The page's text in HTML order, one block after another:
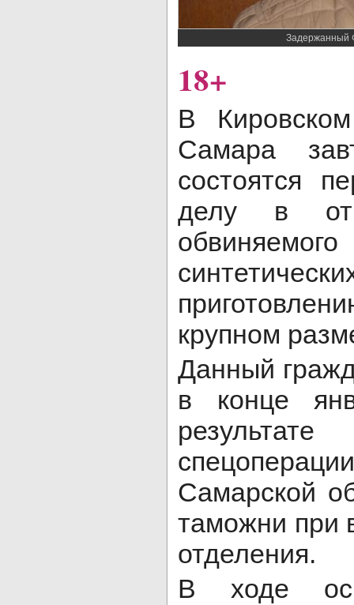
Задержанный
18+
В
Самара
состоятся
делу в
крупном
Данный
в конце
Самарской
таможни при
отделения.
В ходе